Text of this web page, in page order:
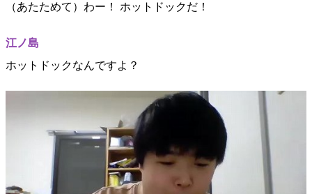
（あたためて）わー！ ホットドックだ！
江ノ島
ホットドックなんですよ？